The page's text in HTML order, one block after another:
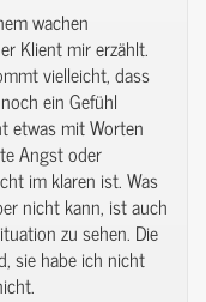
wachen
Klient mir erzählt.
vielleicht, dass
ein Gefühl
etwas mit Worten
Angst oder
im klaren ist. Was
nicht kann, ist auch
zu sehen. Die
sie habe ich nicht